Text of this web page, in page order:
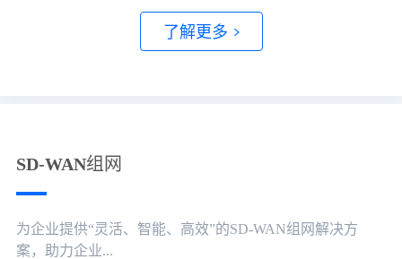
了解更多
SD-WAN组网
为企业提供“灵活、智能、高效”的SD-WAN组网解决方
案，助力企业...